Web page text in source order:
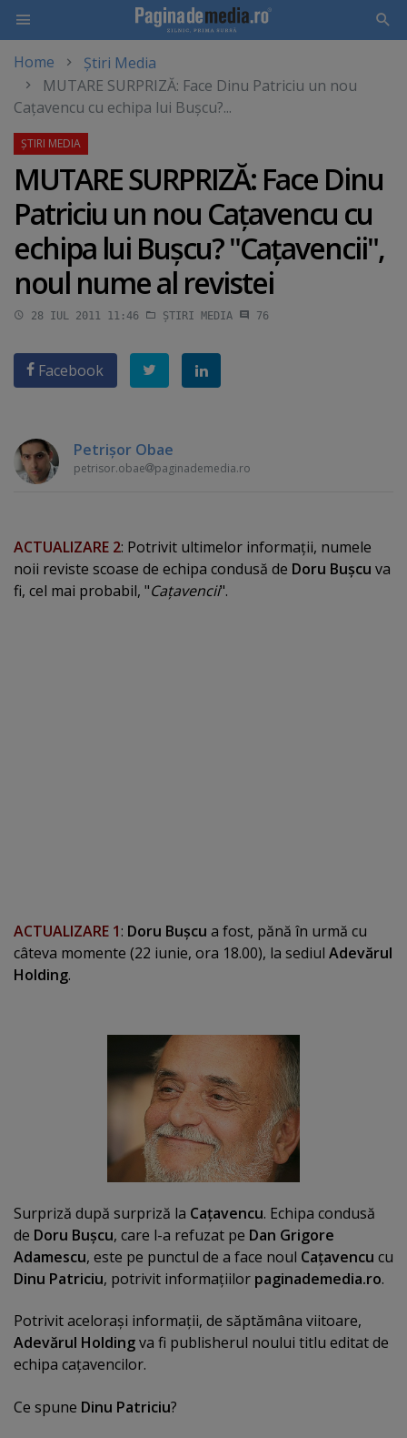
main
content
Home
Știri Media
MUTARE SURPRIZĂ: Face Dinu Patriciu un nou
Caţavencu cu echipa lui Buşcu?...
MUTARE SURPRIZĂ: Face Dinu
Patriciu un nou Caţavencu cu
echipa lui Buşcu? "Caţavencii",
noul nume al revistei
28 IUL 2011 11:46 ȘTIRI MEDIA 76
Facebook
Petrişor Obae
petrisor.obae paginademedia.ro
ACTUALIZARE 2: Potrivit ultimelor informaţii, numele
noii reviste scoase de echipa condusă de Doru Buşcu va
fi, cel mai probabil, "Caţavencii".
ACTUALIZARE 1: Doru Buşcu a fost, pănă în urmă cu
câteva momente (22 iunie, ora 18.00), la sediul Adevărul
Holding.
Surpriză după surpriză la Caţavencu. Echipa condusă
de Doru Buşcu, care l-a refuzat pe Dan Grigore
Adamescu, este pe punctul de a face noul Caţavencu cu
Dinu Patriciu, potrivit informaţiilor paginademedia.ro.
Potrivit aceloraşi informaţii, de săptămâna viitoare,
Adevărul Holdingva fi publisherul noului titlu editat de
echipa caţavencilor.
Ce spune Dinu Patriciu?